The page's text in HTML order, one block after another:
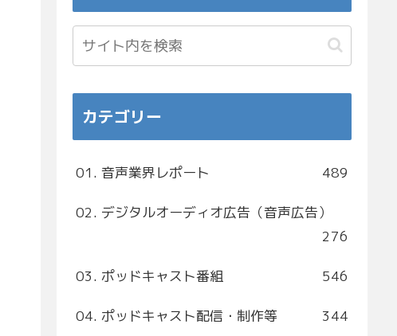
カテゴリー
01. 音声業界レポート 489
02. デジタルオーディオ広告（音声広告）
276
03. ポッドキャスト番組 546
04. ポッドキャスト配信・制作等 344